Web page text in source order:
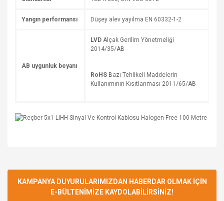
Yangın performansı Düşey alev yayılma EN 60332-1-2
AB uygunluk beyanı
LVD Alçak Gerilim Yönetmeliği
2014/35/AB
RoHS Bazı Tehlikeli Maddelerin
Kullanımının Kısıtlanması 2011/65/AB
Yorum Yaz
KAMPANYA DUYURULARIMIZDAN HABERDAR OLMAK İÇİN
E-BÜLTENİMİZE KAYDOLABİLİRSİNİZ!